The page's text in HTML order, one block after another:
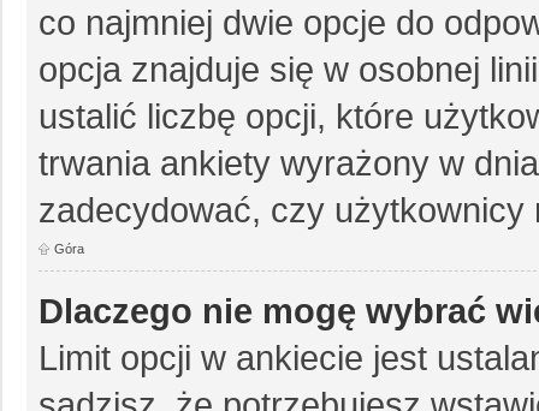
co najmniej dwie opcje do
opcja znajduje się w osobnej
ustalić liczbę opcji, które
trwania ankiety wyrażony w
zadecydować, czy użytkownicy
Góra
Dlaczego nie mogę wybrać
Limit opcji w ankiecie jest